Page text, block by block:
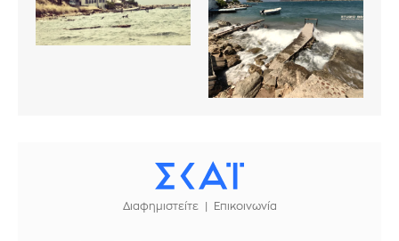
Διαφημιστείτε Επικοινωνία